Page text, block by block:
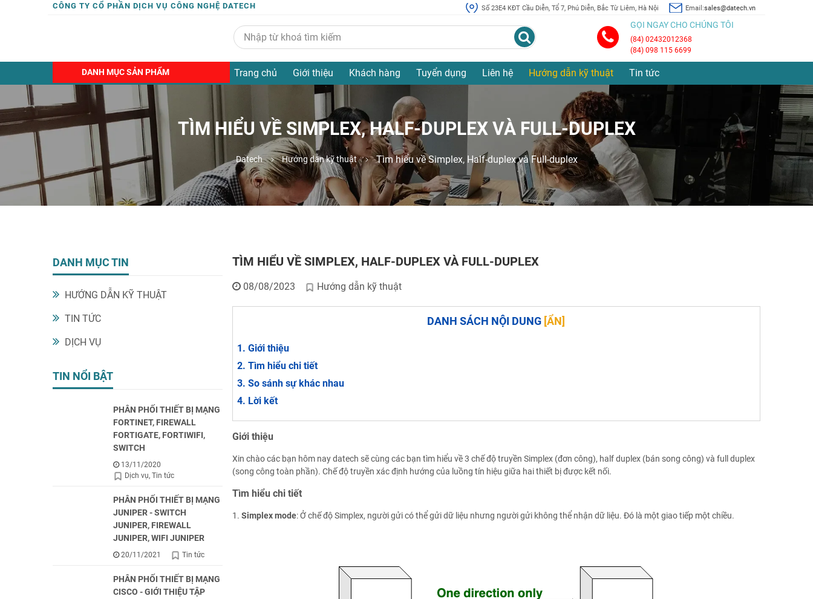
CÔNG TY CỔ PHẦN DỊCH VỤ CÔNG NGHỆ DATECH Số 23E4 KĐT Cầu Diễn, Tổ 7, Phú Diễn, Bắc Từ Liêm, Hà Nội Email:sales@datech.vn
GỌI NGAY CHO CHÚNG TÔI
(84) 02432012368
(84) 098 115 6699
DANH MỤC SẢN PHẨM Trang chủ Giới thiệu Khách hàng Tuyển dụng Liên hệ Hướng dẫn kỹ thuật Tin tức
TÌM HIỂU VỀ SIMPLEX, HALF-DUPLEX VÀ FULL-DUPLEX
Datech Hướng dẫn kỹ thuật Tìm hiểu về Simplex, Half-duplex và Full-duplex
DANH MỤC TIN
HƯỚNG DẪN KỸ THUẬT
TIN TỨC
DỊCH VỤ
TIN NỔI BẬT
PHÂN PHỐI THIẾT BỊ MẠNG
FORTINET, FIREWALL
FORTIGATE, FORTIWIFI,
SWITCH
13/11/2020
Dịch vụ Tin tức
PHÂN PHỐI THIẾT BỊ MẠNG
JUNIPER - SWITCH
JUNIPER, FIREWALL
JUNIPER, WIFI JUNIPER
20/11/2021 Tin tức
PHÂN PHỐI THIẾT BỊ MẠNG
CISCO - GIỚI THIỆU TẬP
TÌM HIỂU VỀ SIMPLEX, HALF-DUPLEX VÀ FULL-DUPLEX
08/08/2023 Hướng dẫn kỹ thuật
DANH SÁCH NỘI DUNG [ẨN]
Giới thiệu
Tìm hiểu chi tiết
So sánh sự khác nhau
Lời kết
Giới thiệu
Xin chào các bạn hôm nay datech sẽ cùng các bạn tìm hiểu về 3 chế độ truyền Simplex (đơn công), half duplex (bán song công) và full duplex
(song công toàn phần). Chế độ truyền xác định hướng của luồng tín hiệu giữa hai thiết bị được kết nối.
Tìm hiểu chi tiết
1. Simplex mode: Ở chế độ Simplex, người gửi có thể gửi dữ liệu nhưng người gửi không thể nhận dữ liệu. Đó là một giao tiếp một chiều.